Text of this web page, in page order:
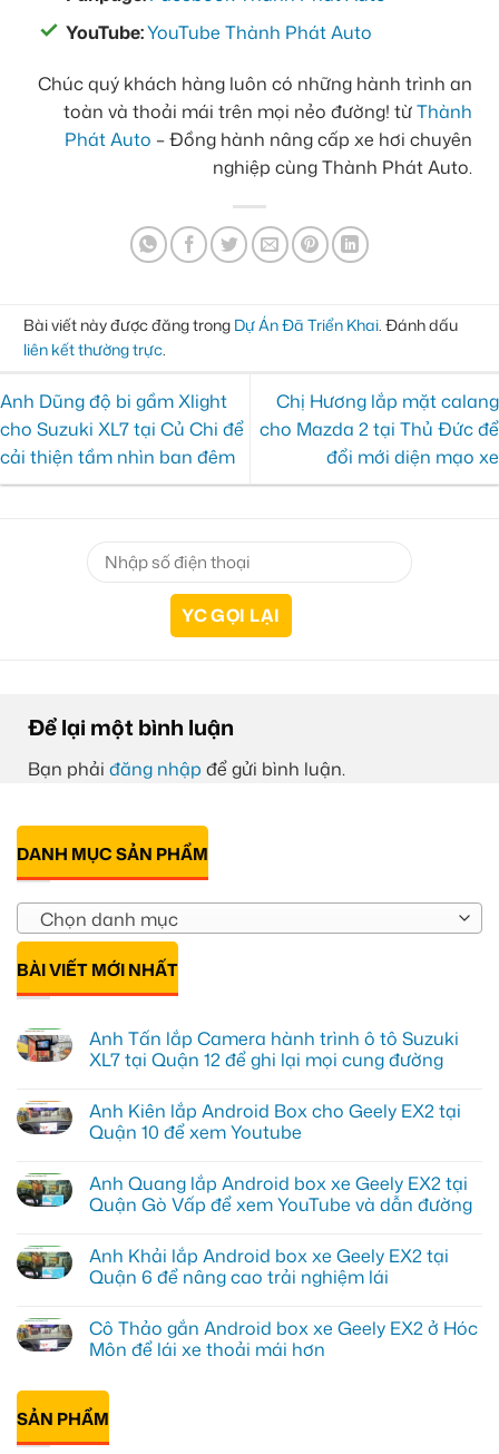
YouTube:YouTube Thành Phát Auto
Chúc quý khách hàng luôn có những hành trình an
toàn và thoải mái trên mọi nẻo đường! từThành
Phát Auto – Đồng hành nâng cấp xe hơi chuyên
nghiệp cùng Thành Phát Auto.
Bài viết này được đăng trong Dự Án Đã Triển Khai. Đánh dấu
liên kết thường trực.
Anh Dũng độ bi gầm Xlight
cho Suzuki XL7 tại Củ Chi để
cải thiện tầm nhìn ban đêm
Chị Hương lắp mặt calang
cho Mazda 2 tại Thủ Đức để
đổi mới diện mạo xe
Để lại một bình luận
Bạn phải đăng nhập để gửi bình luận.
DANH MỤC SẢN PHẨM
Chọn danh mục
BÀI VIẾT MỚI NHẤT
Anh Tấn lắp Camera hành trình ô tô Suzuki
XL7 tại Quận 12 để ghi lại mọi cung đường
bình
luận
ở
lắp
Camera
hành
tô
Suzuki
XL7
12
để
ghi
cung
đường
Anh Kiên lắp Android Box cho Geely EX2 tại
Quận 10 để xem Youtube
bình
luận
ở
lắp
Android
Box
EX2
tại
Quận
xem
Youtube
Anh Quang lắp Android box xe Geely EX2 tại
Quận Gò Vấp để xem YouTube và dẫn đường
bình
luận
ở
lắp
Android
box
EX2
tại
Quận
Gò
Anh Khải lắp Android box xe Geely EX2 tại
Quận 6 để nâng cao trải nghiệm lái
bình
luận
ở
Android
box
xe
Cô Thảo gắn Android box xe Geely EX2 ở Hóc
Môn để lái xe thoải mái hơn
có
bình
luận
ở
Cô
SẢN PHẨM